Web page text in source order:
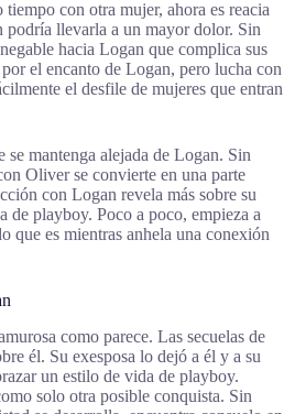
con otra mujer, ahora es reacia
podría llevarla a un mayor dolor. Sin
hacia Logan que complica sus
el encanto de Logan, pero lucha con
el desfile de mujeres que entran
se mantenga alejada de Logan. Sin
Oliver se convierte en una parte
con Logan revela más sobre su
de playboy. Poco a poco, empieza a
que es mientras anhela una conexión
como parece. Las secuelas de
él. Su exesposa lo dejó a él y a su
un estilo de vida de playboy.
solo otra posible conquista. Sin